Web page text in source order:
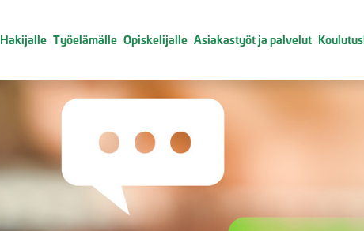
Hakijalle Työelämälle Opiskelijalle Asiakastyöt ja palvelut